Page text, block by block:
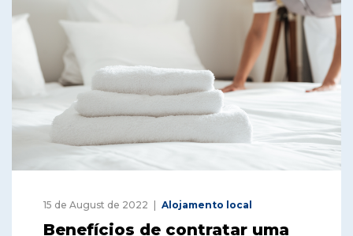
15 de August de 2022 Alojamento local
Benefícios de contratar uma